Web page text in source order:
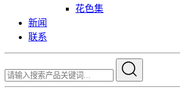
花色集
新闻
联系